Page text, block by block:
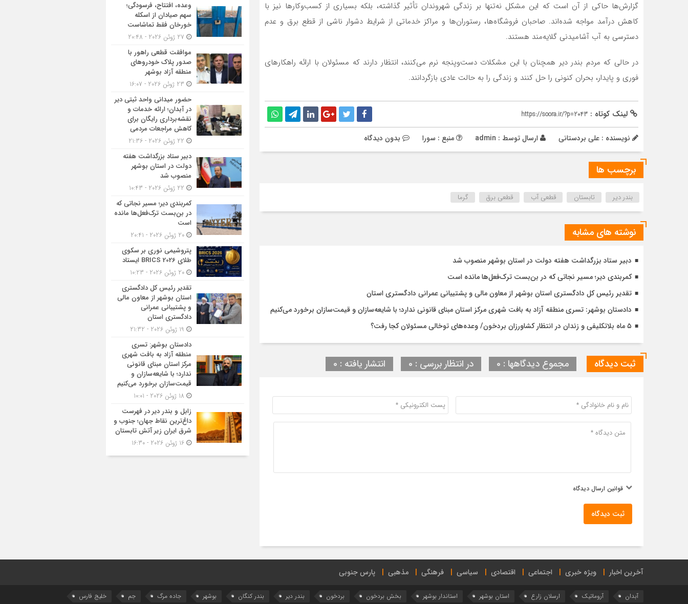
گزارش‌ها حاکی از آن است که این مشکل نه‌تنها بر زندگی شهروندان تأثیر گذاشته، بلکه بسیاری از کسب‌وکارها نیز با
کاهش درآمد مواجه شده‌اند. صاحبان فروشگاه‌ها، رستوران‌ها و مراکز خدماتی از شرایط دشوار ناشی از قطع برق و عدم
دسترسی به آب آشامیدنی گلایه‌مند هستند.
در حالی که مردم بندر دیر همچنان با این مشکلات دست‌وپنجه نرم می‌کنند، انتظار دارند که مسئولان با ارائه راهکارهای
فوری و پایدار، بحران کنونی را حل کنند و زندگی را به حالت عادی بازگردانند.
لینک کوتاه : https://soora.ir/?p=2043
نویسنده : علی بردستانی ارسال توسط : admin منبع : سورا بدون دیدگاه
برچسب ها
بندر دیر تابستان قطعی آب قطعی برق گرما
نوشته های مشابه
دبیر ستاد بزرگداشت هفته دولت در استان بوشهر منصوب شد
کمربندی دیر؛ مسیر نجاتی که در بن‌بست ترک‌فعل‌ها مانده است
تقدیر رئیس کل دادگستری استان بوشهر از معاون مالی و پشتیبانی عمرانی دادگستری استان
دادستان بوشهر: تسری منطقه آزاد به بافت شهری مرکز استان مبنای قانونی ندارد؛ با شایعه‌سازان و قیمت‌سازان برخورد می‌کنیم
۵ ماه بلاتکلیفی و زندان در انتظار کشاورزان بردخون/ وعده‌های توخالی مسئولان کجا رفت؟
ثبت دیدگاه مجموع دیدگاهها : 0 در انتظار بررسی : 0 انتشار یافته : 0
قوانین ارسال دیدگاه
ثبت دیدگاه
وعده، افتتاح، فرسودگی؛
سهم صیادان از اسکله
خورخان فقط تماشاست
موافقت قطعی راهور با
صدور پلاک خودروهای
منطقه آزاد بوشهر
حضور میدانی واحد ثبتی دیر
در آبدان؛ ارائه خدمات و
نقشه‌برداری رایگان برای
کاهش مراجعات مردمی
دبیر ستاد بزرگداشت هفته
دولت در استان بوشهر
منصوب شد
کمربندی دیر؛ مسیر نجاتی که
در بن‌بست ترک‌فعل‌ها مانده
است
پتروشیمی نوری بر سکوی
طلای BRICS 2026 ایستاد
تقدیر رئیس کل دادگستری
استان بوشهر از معاون مالی
و پشتیبانی عمرانی
دادگستری استان
دادستان بوشهر: تسری
منطقه آزاد به بافت شهری
مرکز استان مبنای قانونی
ندارد؛ با شایعه‌سازان و
قیمت‌سازان برخورد می‌کنیم
زابل و بندر دیر در فهرست
داغ‌ترین نقاط جهان؛ جنوب و
شرق ایران زیر آتش تابستان
آخرین اخبار ویژه خبری اجتماعی اقتصادی سیاسی فرهنگی مذهبی پارس جنوبی
آبدان آروماتیک ارسلان زارع استان بوشهر استاندار بوشهر بخش بردخون بردخون بندر دیر بندر کنگان بوشهر جاده مرگ جم خلیج فارس